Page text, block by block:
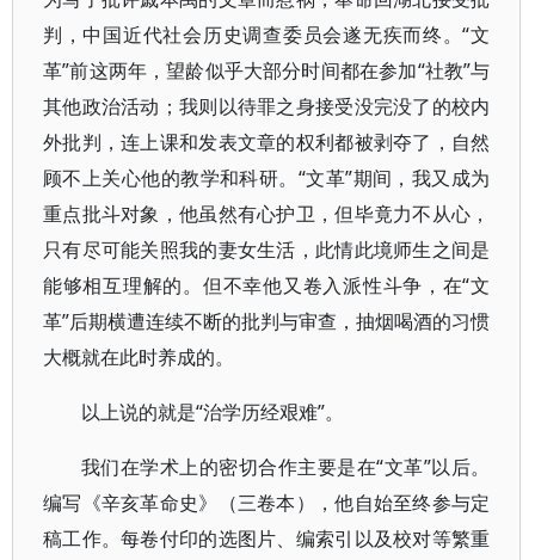
判，中国近代社会历史调查委员会遂无疾而终。“文
革”前这两年，望龄似乎大部分时间都在参加“社教”与
其他政治活动；我则以待罪之身接受没完没了的校内
外批判，连上课和发表文章的权利都被剥夺了，自然
顾不上关心他的教学和科研。“文革”期间，我又成为
重点批斗对象，他虽然有心护卫，但毕竟力不从心，
只有尽可能关照我的妻女生活，此情此境师生之间是
能够相互理解的。但不幸他又卷入派性斗争，在“文
革”后期横遭连续不断的批判与审查，抽烟喝酒的习惯
大概就在此时养成的。
以上说的就是“治学历经艰难”。
我们在学术上的密切合作主要是在“文革”以后。
编写《辛亥革命史》（三卷本），他自始至终参与定
稿工作。每卷付印的选图片、编索引以及校对等繁重